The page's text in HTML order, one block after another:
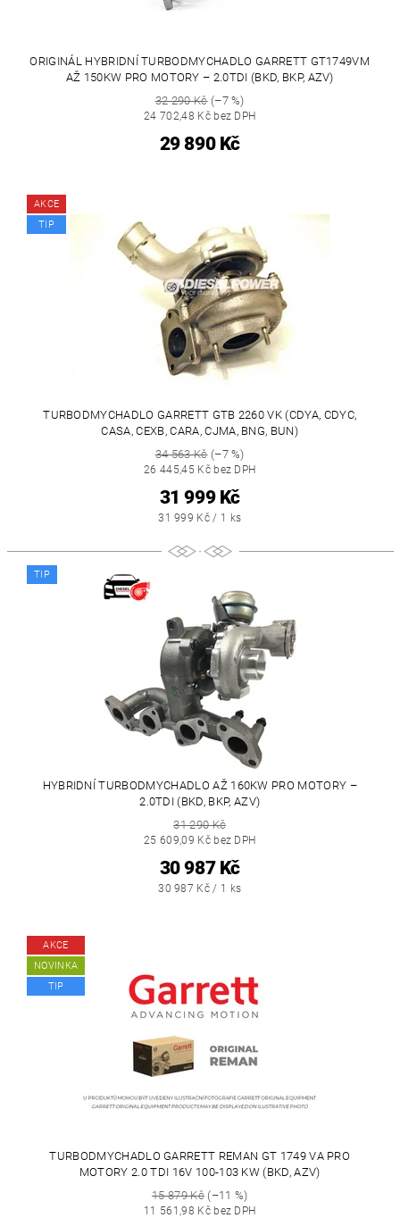
ORIGINÁL HYBRIDNÍ TURBODMYCHADLO GARRETT GT1749VM
AŽ 150KW PRO MOTORY – 2.0TDI (BKD, BKP, AZV)
32 290 Kč(–7 %)
24 702,48 Kč bez DPH
29 890 Kč
AKCE
TIP
TURBODMYCHADLO GARRETT GTB 2260 VK (CDYA, CDYC,
CASA, CEXB, CARA, CJMA, BNG, BUN)
34 563 Kč(–7 %)
26 445,45 Kč bez DPH
31 999 Kč
31 999 Kč / 1 ks
TIP
HYBRIDNÍ TURBODMYCHADLO AŽ 160KW PRO MOTORY –
2.0TDI (BKD, BKP, AZV)
31 290 Kč
25 609,09 Kč bez DPH
30 987 Kč
30 987 Kč / 1 ks
AKCE
NOVINKA
TIP
TURBODMYCHADLO GARRETT REMAN GT 1749 VA PRO
MOTORY 2.0 TDI 16V 100-103 KW (BKD, AZV)
15 879 Kč(–11 %)
11 561,98 Kč bez DPH